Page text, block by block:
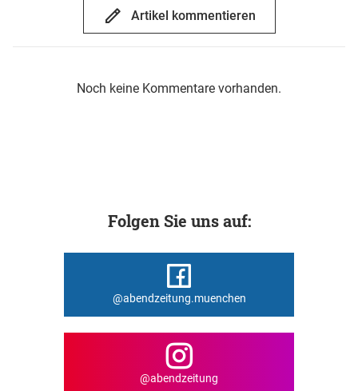
Artikel kommentieren
Noch keine Kommentare vorhanden.
Folgen Sie uns auf:
@abendzeitung.muenchen
@abendzeitung